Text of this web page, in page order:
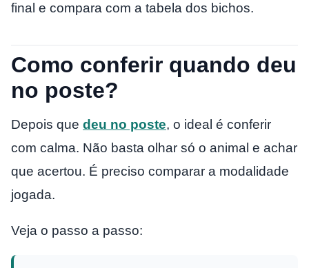
final e compara com a tabela dos bichos.
Como conferir quando deu
no poste?
Depois que deu no poste, o ideal é conferir
com calma. Não basta olhar só o animal e achar
que acertou. É preciso comparar a modalidade
jogada.
Veja o passo a passo: